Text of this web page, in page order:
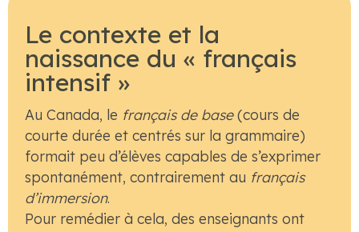
Le contexte et la
naissance du « français
intensif »
Au Canada, le français de base(cours de
courte durée et centrés sur la grammaire)
formait peu d’élèves capables de s’exprimer
spontanément, contrairement au français
d’immersion.
Pour remédier à cela, des enseignants ont